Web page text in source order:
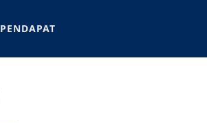
PENDAPAT